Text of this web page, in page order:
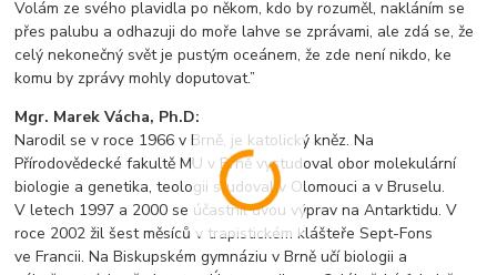
Volám ze svého plavidla po někom, kdo by rozuměl, nakláním se
přes palubu a odhazuji do moře lahve se zprávami, ale zdá se, že
celý nekonečný svět je pustým oceánem, že zde není nikdo, ke
komu by zprávy mohly doputovat.”
Mgr. Marek Vácha, Ph.D:
Narodil se v roce 1966 v Brně, je katolický kněz. Na
Přírodovědecké fakultě MU v Brně vystudoval obor molekulární
biologie a genetika, teologii studoval v Olomouci a v Bruselu.
V letech 1997 a 2000 se účastnil dvou výprav na Antarktidu. V
roce 2002 žil šest měsíců v trapistickém klášteře Sept-Fons
ve Francii. Na Biskupském gymnáziu v Brně učí biologii a